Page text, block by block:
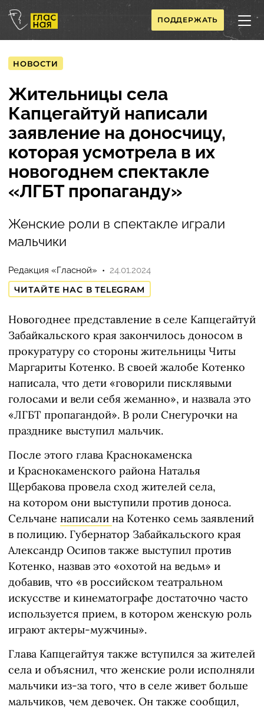
ПОДДЕРЖАТЬ
НОВОСТИ
Жительницы села
Капцегайтуй написали
заявление на доносчицу,
которая усмотрела в их
новогоднем спектакле
«ЛГБТ пропаганду»
Женские роли в спектакле играли
мальчики
Редакция «Гласной»
24.01.2024
ЧИТАЙТЕ НАС В TELEGRAM
Новогоднее представление в селе Капцегайтуй
Забайкальского края закончилось доносом в
прокуратуру со стороны жительницы Читы
Маргариты Котенко. В своей жалобе Котенко
написала, что дети «говорили писклявыми
голосами и вели себя жеманно», и назвала это
«ЛГБТ пропагандой». В роли Снегурочки на
празднике выступил мальчик.
После этого глава Краснокаменска
и Краснокаменского района Наталья
Щербакова провела сход жителей села,
на котором они выступили против доноса.
Сельчане написали на Котенко семь заявлений
в полицию. Губернатор Забайкальского края
Александр Осипов также выступил против
Котенко, назвав это «охотой на ведьм» и
добавив, что «в российском театральном
искусстве и кинематографе достаточно часто
используется прием, в котором женскую роль
играют актеры-мужчины».
Глава Капцегайтуя также вступился за жителей
села и объяснил, что женские роли исполняли
мальчики из-за того, что в селе живет больше
мальчиков, чем девочек. Он также сообщил,